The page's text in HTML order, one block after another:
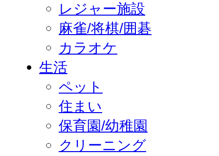
レジャー施設
麻雀/将棋/囲碁
カラオケ
生活
ペット
住まい
保育園/幼稚園
クリーニング